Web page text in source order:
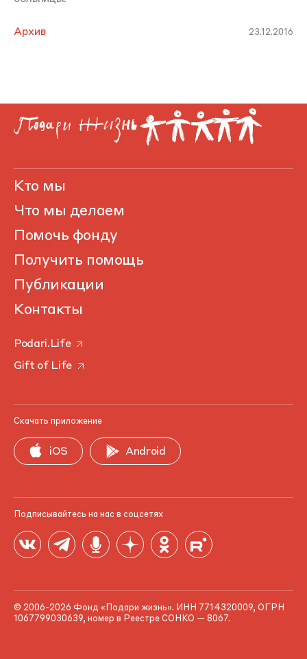
Архив 23.12.2016
Кто мы
Что мы делаем
Помочь фонду
Получить помощь
Публикации
Контакты
Podari.Life
Gift of Life
Скачать приложение
iOS Android
Подписывайтесь на нас в соцсетях
© 2006-2026 Фонд «Подари жизнь». ИНН 7714320009, ОГРН
1067799030639, номер в Реестре СОНКО — 8067.